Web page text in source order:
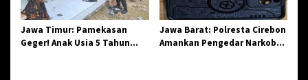
Jawa Timur: Pamekasan
Geger! Anak Usia 5 Tahun
Jawa Barat: Polresta Cirebon
Amankan Pengedar Narkoba